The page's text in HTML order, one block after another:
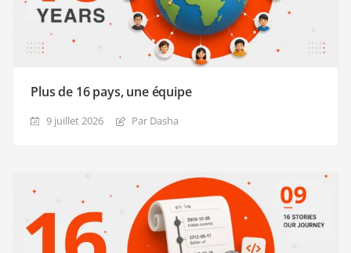
Plus de 16 pays, une équipe
9 juillet 2026 Par Dasha